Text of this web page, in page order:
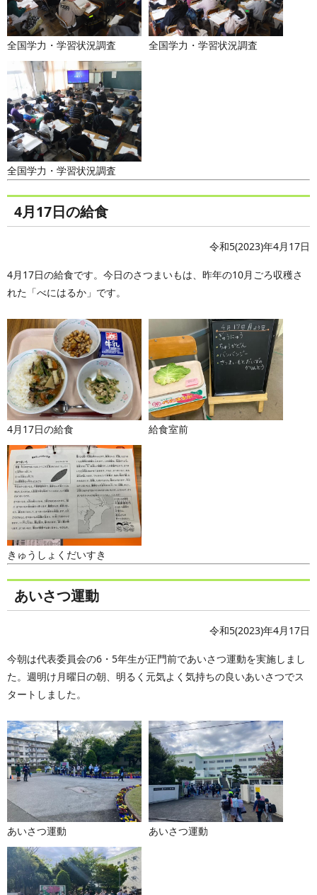
全国学力・学習状況調査 全国学力・学習状況調査
全国学力・学習状況調査
4月17日の給食
令和5(2023)年4月17日
4月17日の給食です。今日のさつまいもは、昨年の10月ごろ収穫さ
れた「べにはるか」です。
4月17日の給食 給食室前
きゅうしょくだいすき
あいさつ運動
令和5(2023)年4月17日
今朝は代表委員会の6・5年生が正門前であいさつ運動を実施しまし
た。週明け月曜日の朝、明るく元気よく気持ちの良いあいさつでス
タートしました。
あいさつ運動 あいさつ運動